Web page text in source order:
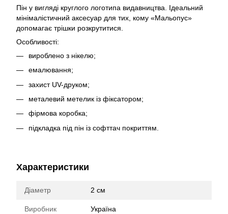
Пін у вигляді круглого логотипа видавництва. Ідеальний
мінімалістичний аксесуар для тих, кому «Мальопус»
допомагає трішки розкрутитися.
Особливості:
вироблено з нікелю;
емалювання;
захист UV-друком;
металевий метелик із фіксатором;
фірмова коробка;
підкладка під пін із софттач покриттям.
Характеристики
Діаметр 2 см
Виробник Україна